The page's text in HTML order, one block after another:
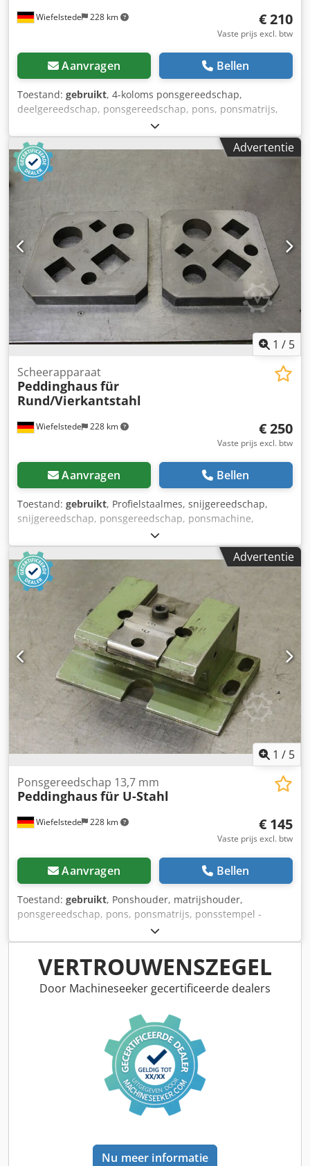
Wiefelstede 228 km € 210
Vaste prijs excl. btw
Aanvragen Bellen
Toestand: gebruikt, 4-koloms ponsgereedschap,
deelgereedschap, ponsgereedschap, pons, ponsmatrijs,
pons -4 zuilen: ponsgereedschap -Afmetingen:
395/195/H240 mm Djdpfx Aod Sgaajpvekr -Gewicht: 54 kg
Advertentie
1 / 5
Wiefelstede 228 km
Scheerapparaat
Peddinghausfür
Rund/Vierkantstahl
€ 250
Vaste prijs excl. btw
Aanvragen Bellen
Toestand: gebruikt, Profielstaalmes, snijgereedschap,
snijgereedschap, ponsgereedschap, ponsmachine,
ponsmatrijs, ponsmachine -Scheerapparaat voor vierkant
staal: 25/40/50 mm -Scheerapparaat voor rond staal:
25/40/55 mm -Type: 4412151064 -Type: 4412151063
Dkodpfjcwf Dasx Apvjr -1x afmetingen: 220/206/H30 mm
-1x afmetingen: 215/205/H30 mm -gewicht: 16 kg
Advertentie
1 / 5
Wiefelstede 228 km
Ponsgereedschap 13,7 mm
Peddinghausfür U-Stahl
€ 145
Vaste prijs excl. btw
Aanvragen Bellen
Toestand: gebruikt, Ponshouder, matrijshouder,
ponsgereedschap, pons, ponsmatrijs, ponsstempel -
Matrijsgrootte: 13,7 mm -matrixhouder: voor ponsen in de
benen -Afmetingen: 200/120/H90 mm -Gewicht: 8,7 kg
Dsdpfx Aecwn Ezspvskr
VERTROUWENSZEGEL
Door Machineseeker gecertificeerde dealers
Nu meer informatie